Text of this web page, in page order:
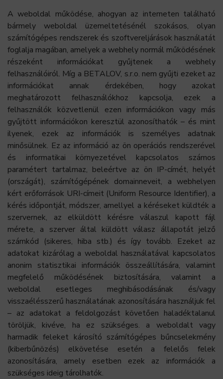
A weboldal működése, ahogyan az interneten található
bármely weboldal üzemeltetésénél szokásos, olyan
számítógépes rendszerek és szoftvereljárások használatát
foglalja magában, amelyek a webhely normál működésének
részeként információkat gyűjtenek a webhely
felhasználóiról. Míg a BETALOV, s.r.o. nem gyűjti ezeket az
információkat annak érdekében, hogy azokat
meghatározott felhasználókhoz kapcsolja, ezek a
felhasználók közvetlenül ezen információkon vagy más
gyűjtött információkon keresztül azonosíthatók – és mint
ilyenek, ezek az információk is személyes adatnak
minősülnek. Ez az információ az ön operációs rendszerével
és informatikai környezetével kapcsolatos számos
paramétert tartalmaz, beleértve az ön IP-címét, helyét
(országát), számítógépének domainneveit, a webhelyen
kért erőforrások URI-címeit (Uniform Resource Identifier), a
kérés időpontját, módszer, amellyel a kéréseket küldték a
szervernek, az elküldött kérésre válaszul kapott fájl
mérete, a szerver által küldött válasz állapotát jelző
számkód (sikeres, hiba stb.) és így tovább. Ezeket az
adatokat kizárólag a weboldal használatával kapcsolatos
anonim statisztikai információk összeállítására, valamint
megfelelő működésének biztosítására, valamint a
weboldal esetleges meghibásodásának és/vagy
visszaélésszerű használatának azonosítására használjuk fel
– az adatokat a feldolgozást követően haladéktalanul
töröljük, kivéve, ha ez szükséges. a weboldalt vagy
harmadik feleket károsító számítógépes bűncselekmény
(kiberbűnözés) elkövetése esetén a felelős felek
azonosítására, amely esetben ezek az információk a
szükséges ideig tárolhatók.